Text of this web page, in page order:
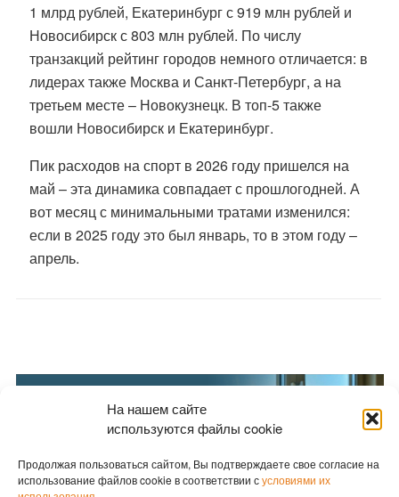
На нашем сайте
используются файлы cookie
Продолжая пользоваться сайтом, Вы подтверждаете свое согласие на
использование файлов cookie в соответствии сусловиями их
1 млрд рублей, Екатеринбург с 919 млн рублей и
Новосибирск с 803 млн рублей. По числу
транзакций рейтинг городов немного отличается: в
лидерах также Москва и Санкт-Петербург, а на
третьем месте – Новокузнецк. В топ-5 также
вошли Новосибирск и Екатеринбург.
Пик расходов на спорт в 2026 году пришелся на
май – эта динамика совпадает с прошлогодней. А
вот месяц с минимальными тратами изменился:
если в 2025 году это был январь, то в этом году –
апрель.